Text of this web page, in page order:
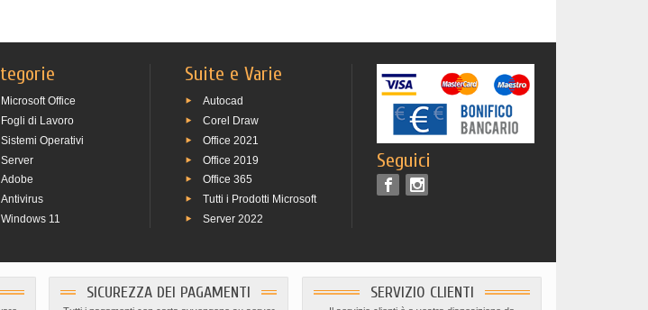
Microsoft Office
Fogli di Lavoro
Sistemi Operativi
Server
Adobe
Antivirus
Windows 11
Suite e Varie
Autocad
Corel Draw
Office 2021
Office 2019
Office 365
Tutti i Prodotti Microsoft
Server 2022
Seguici
SICUREZZA DEI PAGAMENTI SERVIZIO CLIENTI